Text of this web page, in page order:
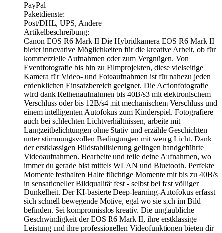
PayPal
Paketdienste:
Post/DHL, UPS, Andere
Artikelbeschreibung:
Canon EOS R6 Mark II Die Hybridkamera EOS R6 Mark II
bietet innovative Möglichkeiten für die kreative Arbeit, ob für
kommerzielle Aufnahmen oder zum Vergnügen. Von
Eventfotografie bis hin zu Filmprojekten, diese vielseitige
Kamera für Video- und Fotoaufnahmen ist für nahezu jeden
erdenklichen Einsatzbereich geeignet. Die Actionfotografie
wird dank Reihenaufnahmen bis 40B/s3 mit elektronischem
Verschluss oder bis 12B/s4 mit mechanischem Verschluss und
einem intelligenten Autofokus zum Kinderspiel. Fotografiere
auch bei schlechten Lichtverhältnissen, arbeite mit
Langzeitbelichtungen ohne Stativ und erzähle Geschichten
unter stimmungsvollen Bedingungen mit wenig Licht. Dank
der erstklassigen Bildstabilisierung gelingen handgeführte
Videoaufnahmen. Bearbeite und teile deine Aufnahmen, wo
immer du gerade bist mittels WLAN und Bluetooth. Perfekte
Momente festhalten Halte flüchtige Momente mit bis zu 40B/s
in sensationeller Bildqualität fest - selbst bei fast völliger
Dunkelheit. Der KI-basierte Deep-learning-Autofokus erfasst
sich schnell bewegende Motive, egal wo sie sich im Bild
befinden. Sei kompromisslos kreativ. Die unglaubliche
Geschwindigkeit der EOS R6 Mark II, ihre erstklassige
Leistung und ihre professionellen Videofunktionen bieten dir